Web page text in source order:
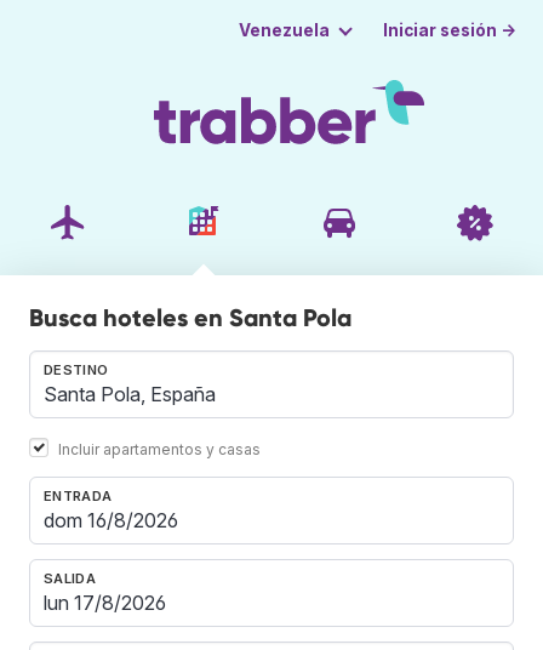
Venezuela Iniciar sesión →
Busca hoteles en Santa Pola
DESTINO
Incluir apartamentos y casas
ENTRADA
SALIDA